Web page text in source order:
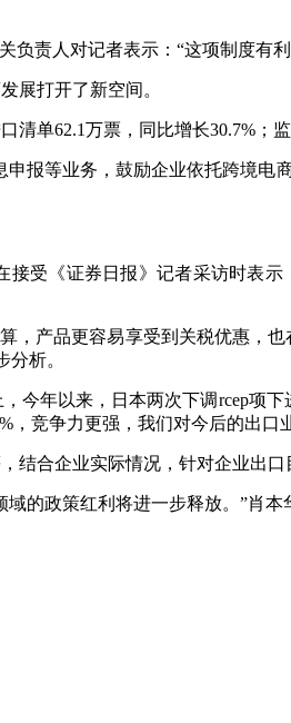
负责人对记者表示：“这项制度有
展打开了新空间。
单62.1万票，同比增长30.7%；
报等业务，鼓励企业依托跨境电
受《证券日报》记者采访时表
，产品更容易享受到关税优惠，
析。
今年以来，日本两次下调rcep项
，竞争力更强，我们对今后的出口
合企业实际情况，针对企业出
的政策红利将进一步释放。”肖本